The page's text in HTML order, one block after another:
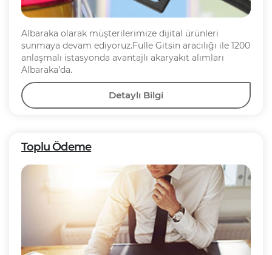
Albaraka olarak müşterilerimize dijital ürünleri
sunmaya devam ediyoruz.Fulle Gitsin aracılığı ile 1200
anlaşmalı istasyonda avantajlı akaryakıt alımları
Albaraka’da.
Detaylı Bilgi
Toplu Ödeme